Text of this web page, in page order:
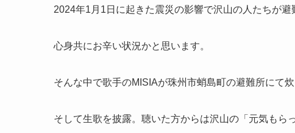
2024年1月1日に起きた震災の影響で沢山の人たちが避
心身共にお辛い状況かと思います。
そんな中で歌手のMISIAが珠州市蛸島町の避難所にて
そして生歌を披露。聴いた方からは沢山の「元気もら